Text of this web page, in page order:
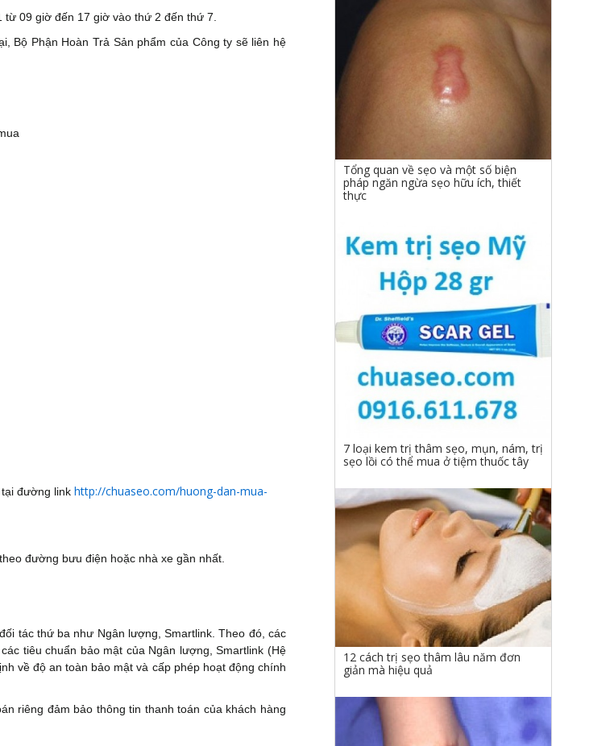
09 giờ đến 17 giờ vào thứ 2 đến thứ 7.
Bộ Phận Hoàn Trả Sản phẩm của Công ty sẽ liên hệ
đường link http://chuaseo.com/huong-dan-mua-
đường bưu điện hoặc nhà xe gần nhất.
tác thứ ba như Ngân lượng, Smartlink. Theo đó, các
tiêu chuẩn bảo mật của Ngân lượng, Smartlink (Hệ
về độ an toàn bảo mật và cấp phép hoạt động chính
riêng đảm bảo thông tin thanh toán của khách hàng
Tổng quan về sẹo và một số biện
pháp ngăn ngừa sẹo hữu ích, thiết
thực
7 loại kem trị thâm sẹo, mụn, nám, trị
sẹo lồi có thể mua ở tiệm thuốc tây
12 cách trị sẹo thâm lâu năm đơn
giản mà hiệu quả